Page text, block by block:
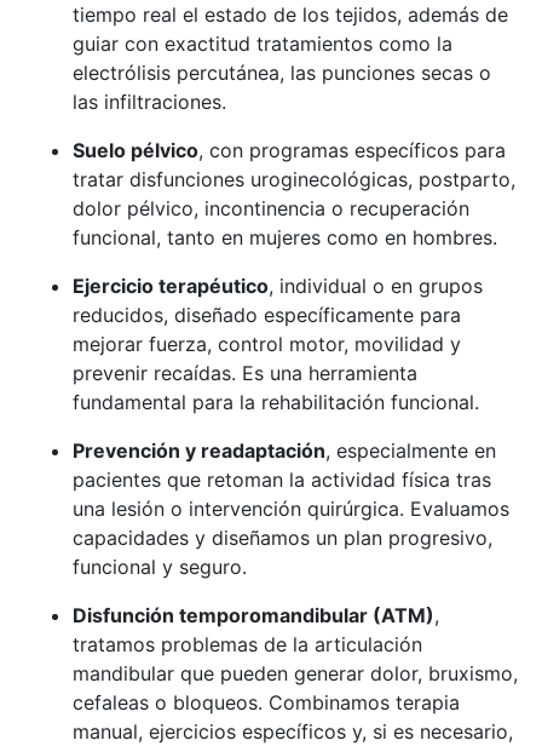
tiempo real el estado de los tejidos, además de
guiar con exactitud tratamientos como la
electrólisis percutánea, las punciones secas o
las infiltraciones.
Suelo pélvico, con programas específicos para
tratar disfunciones uroginecológicas, postparto,
dolor pélvico, incontinencia o recuperación
funcional, tanto en mujeres como en hombres.
Ejercicio terapéutico, individual o en grupos
reducidos, diseñado específicamente para
mejorar fuerza, control motor, movilidad y
prevenir recaídas. Es una herramienta
fundamental para la rehabilitación funcional.
Prevención y readaptación, especialmente en
pacientes que retoman la actividad física tras
una lesión o intervención quirúrgica. Evaluamos
capacidades y diseñamos un plan progresivo,
funcional y seguro.
Disfunción temporomandibular (ATM),
tratamos problemas de la articulación
mandibular que pueden generar dolor, bruxismo,
cefaleas o bloqueos. Combinamos terapia
manual, ejercicios específicos y, si es necesario,